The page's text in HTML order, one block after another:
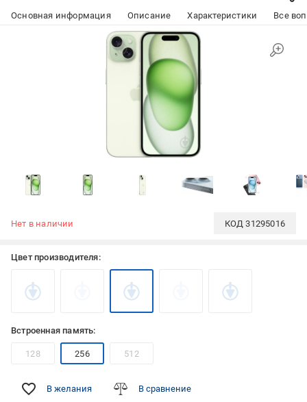
Основная информация Описание Характеристики Все
Нет в наличии КОД31295016
Цвет производителя:
Встроенная память:
128 256 512
В желания В сравнение